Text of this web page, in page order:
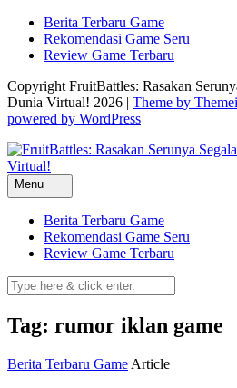
Skip
content
Berita Terbaru Game
Rekomendasi Game Seru
Review Game Terbaru
Copyright FruitBattles: Rasakan
Dunia Virtual! 2026 | Theme by
powered by WordPress
Menu
Berita Terbaru Game
Rekomendasi Game Seru
Review Game Terbaru
Tag: rumor iklan game
Berita Terbaru Game Article